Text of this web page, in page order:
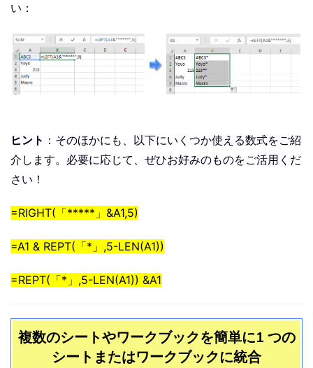
い：
ヒント ：そのほかにも、以下にいくつか使える数式をご紹
介します。必要に応じて、ぜひお好みのものをご活用くだ
さい！
=RIGHT(「*****」&A1,5)
=A1 & REPT(「*」,5-LEN(A1))
=REPT(「*」,5-LEN(A1)) &A1
複数のシートやワークブックを簡単に1 つの
シートまたはワークブックに統合